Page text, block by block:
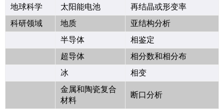
地球科学
太阳能电池
再结晶或形变率
科研领域
地质
亚结构分析
半导体
相鉴定
超导体
相分数和相分布
冰
相变
金属和陶瓷复合
材料
断口分析